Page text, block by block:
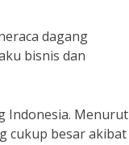
dagang
bisnis dan
Indonesia. Menurut
cukup besar akibat